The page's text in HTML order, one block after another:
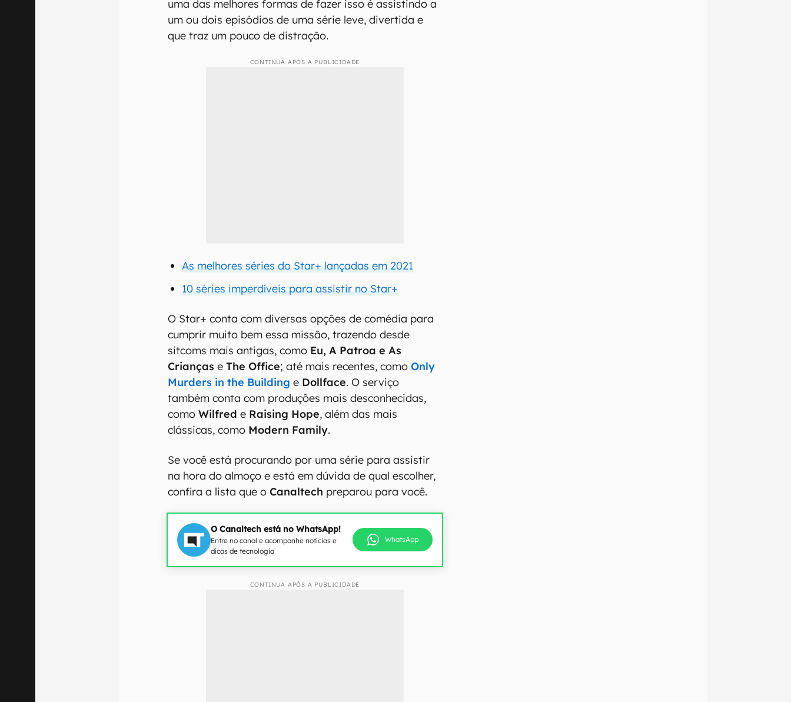
uma das melhores formas de fazer isso é assistindo a
um ou dois episódios de uma série leve, divertida e
que traz um pouco de distração.
CONTINUA APÓS A PUBLICIDADE
As melhores séries do Star+ lançadas em 2021
10 séries imperdíveis para assistir no Star+
O Star+ conta com diversas opções de comédia para
cumprir muito bem essa missão, trazendo desde
sitcoms mais antigas, como Eu, A Patroa e As
Criançase The Office; até mais recentes, comoOnly
Murders in the Building e Dollface. O serviço
também conta com produções mais desconhecidas,
comoWilfred e Raising Hope, além das mais
clássicas, como Modern Family.
Se você está procurando por uma série para assistir
na hora do almoço e está em dúvida de qual escolher,
confira a lista que oCanaltech preparou para você.
O Canaltech está no WhatsApp!
Entre no canal e acompanhe notícias e
dicas de tecnologia
WhatsApp
CONTINUA APÓS A PUBLICIDADE